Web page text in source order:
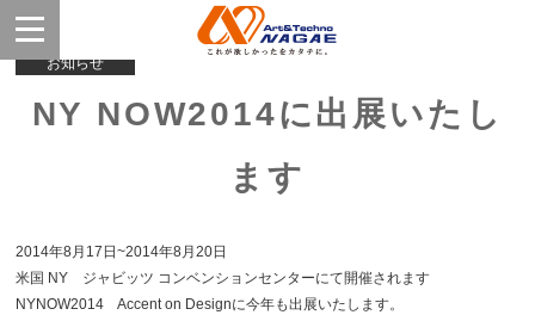
お知らせ
NY NOW2014に出展いたし
ます
2014年8月17日~2014年8月20日
米国 NY ジャビッツ コンベンションセンターにて開催されます
NYNOW2014 Accent on Designに今年も出展いたします。